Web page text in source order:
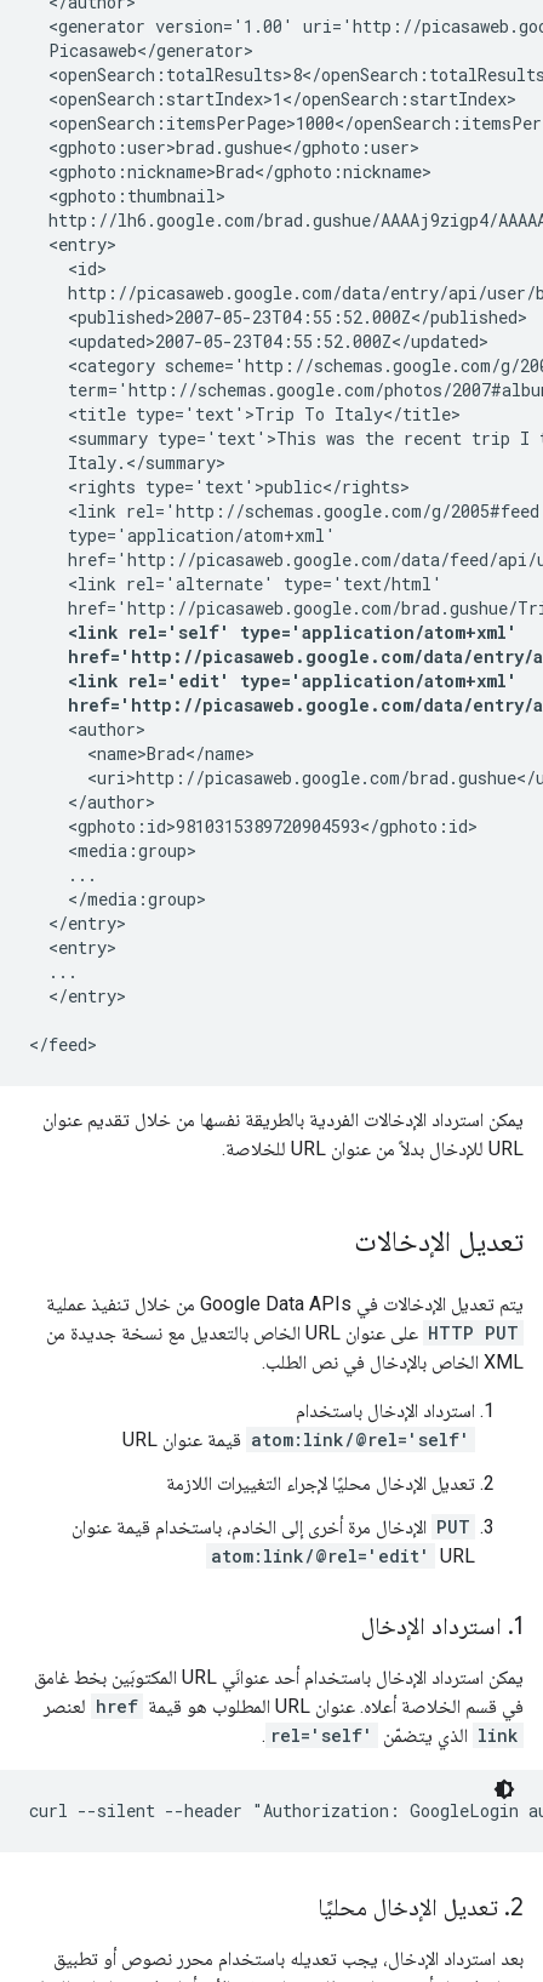
<generator version='1.00' uri='http://
  Picasaweb</generator>
<openSearch:totalResults>8</
  <openSearch:startIndex>1</openSearch:startIndex>
<openSearch:itemsPerPage>1000</
  <gphoto:user>brad.gushue</gphoto:user>
  <gphoto:nickname>Brad</gphoto:nickname>
  <gphoto:thumbnail>
http://lh6.google.com/brad.gushue/AAAAj9zigp4/
  <entry>
    <id>
http://picasaweb.google.com/data/entry/api/
    <published>2007-05-23T04:55:52.000Z</published>
    <updated>2007-05-23T04:55:52.000Z</updated>
<category scheme='http://schemas.google.com/g/
term='http://schemas.google.com/photos/
    <title type='text'>Trip To Italy</title>
<summary type='text'>This was the recent trip I
    Italy.</summary>
    <rights type='text'>public</rights>
<link rel='http://schemas.google.com/g/
    type='application/atom+xml'
href='http://picasaweb.google.com/data/feed/
    <link rel='alternate' type='text/html'
href='http://picasaweb.google.com/brad.gushue/
<link rel='self' type='application/atom+xml'
href='http://picasaweb.google.com/data/
    <link rel='edit' type='application/atom+xml'
href='http://picasaweb.google.com/data/entry/
    <author>
      <name>Brad</name>
<uri>http://picasaweb.google.com/brad.gushue</
    </author>
    <gphoto:id>9810315389720904593</gphoto:id>
    <media:group>
    ...
    </media:group>
  </entry>
  <entry>
  ...
  </entry>
يمكن استرداد الإدخالات الفردية بالطريقة نفسها من خلال تقديم عنوان
URL للإدخال بدلاً من عنوان URL للخلاصة.
تعديل الإدخالات
يتم تعديل الإدخالات في Google Data APIs من خلال تنفيذ عملية
HTTP PUT
على عنوان URL الخاص بالتعديل مع نسخة جديدة من
XML الخاص بالإدخال في نص الطلب.
استرداد الإدخال باستخدام
atom:link/@rel='self' قيمة عنوان URL
تعديل الإدخال محليًا لإجراء التغييرات اللازمة
PUT الإدخال مرة أخرى إلى الخادم، باستخدام قيمة عنوان
URL
atom:link/@rel='edit'
1
. استرداد الإدخال
يمكن استرداد الإدخال باستخدام أحد عنوانَي URL المكتوبَين بخط غامق
في قسم الخلاصة أعلاه. عنوان URL المطلوب هو قيمة
href لعنصر
link الذي يتضمّن rel='self'
.
curl --silent --header "Authorization: GoogleLogin
2
. تعديل الإدخال محليًا
بعد استرداد الإدخال، يجب تعديله باستخدام محرر نصوص أو تطبيق